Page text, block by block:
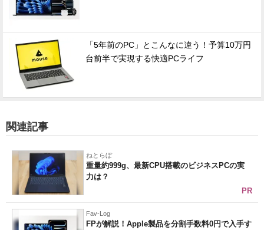
「5年前のPC」とこんなに違う！予算10万円
台前半で実現する快適PCライフ
関連記事
ねとらぼ
重量約999g、最新CPU搭載のビジネスPCの実
力は？
PR
Fav-Log
FPが解説！Apple製品を分割手数料0円で入手す